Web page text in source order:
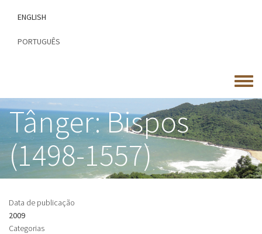
conteúdo
ENGLISH
PORTUGUÊS
Toggle
menu
Tânger: Bispos
(1498-1557)
Data de publicação
2009
Categorias